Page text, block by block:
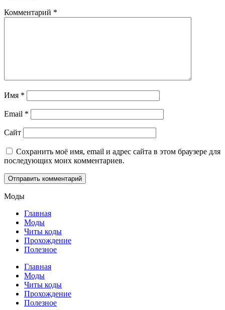
Комментарий *
Имя *
Email *
Сайт
Сохранить моё имя, email и адрес сайта в этом браузере для
последующих моих комментариев.
Моды
Главная
Моды
Читы коды
Прохождение
Полезное
Главная
Моды
Читы коды
Прохождение
Полезное